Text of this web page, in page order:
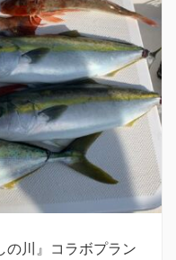
の川』コラボプラン